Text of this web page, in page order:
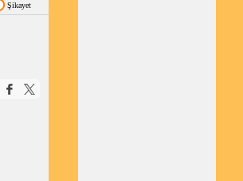
Şikayet